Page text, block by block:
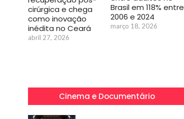
cirúrgica e chega
como inovação
inédita no Ceará
abril 27, 2026
Brasil em 118% entre
2006 e 2024
março 18, 2026
Cinema e Documentário